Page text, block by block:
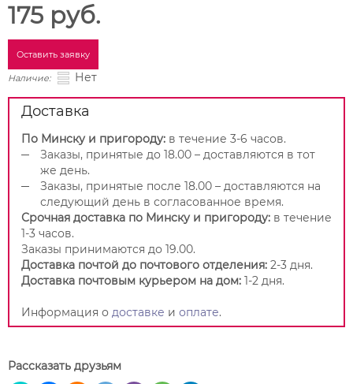
175 руб.
Оставить заявку
Наличие: Нет
Доставка
По Минску и пригороду: в течение 3-6 часов.
Заказы, принятые до 18.00 – доставляются в тот
же день.
Заказы, принятые после 18.00 – доставляются на
следующий день в согласованное время.
Срочная доставка по Минску и пригороду: в течение
1-3 часов.
Заказы принимаются до 19.00.
Доставка почтой до почтового отделения: 2-3 дня.
Доставка почтовым курьером на дом: 1-2 дня.
Информация о доставке и оплате.
Рассказать друзьям